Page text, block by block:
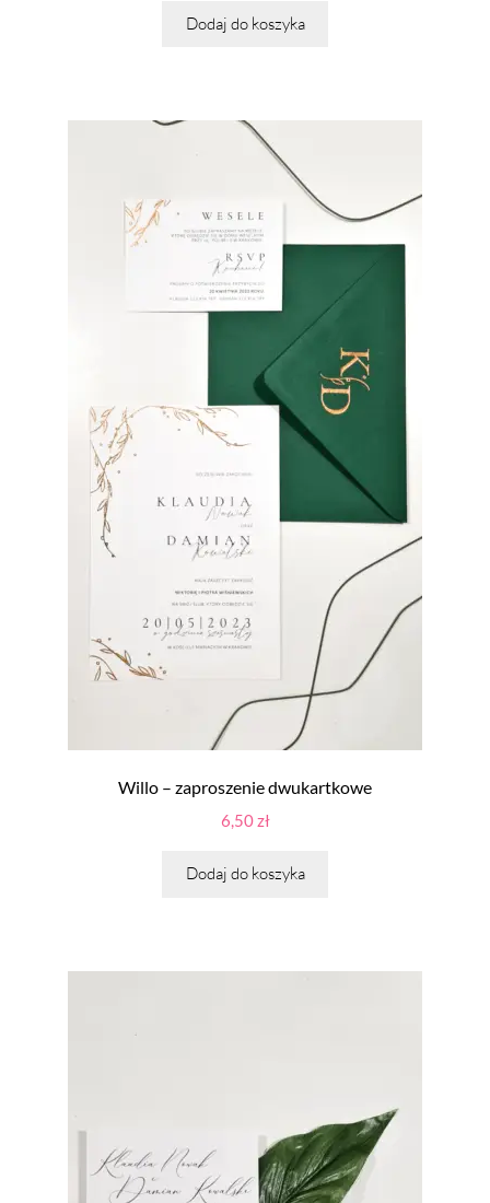
Dodaj do koszyka
Willo – zaproszenie dwukartkowe
6,50zł
Dodaj do koszyka